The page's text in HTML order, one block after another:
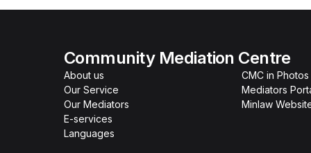
Community Mediation Centre
About us
Our Service
Our Mediators
E-services
Languages
CMC in Photos
Mediators
Minlaw